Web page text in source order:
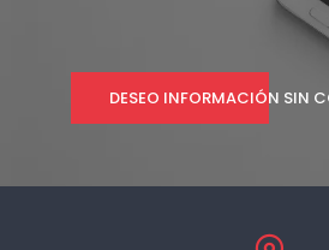
DESEO INFORMACIÓN SIN